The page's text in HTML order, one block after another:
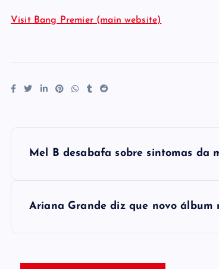
Visit Bang Premier (main website)
Mel B desabafa sobre sintomas da
Ariana Grande diz que novo álbum